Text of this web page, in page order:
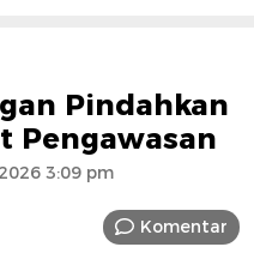
Pindahkan
Pengawasan
3:09 pm
Komentar